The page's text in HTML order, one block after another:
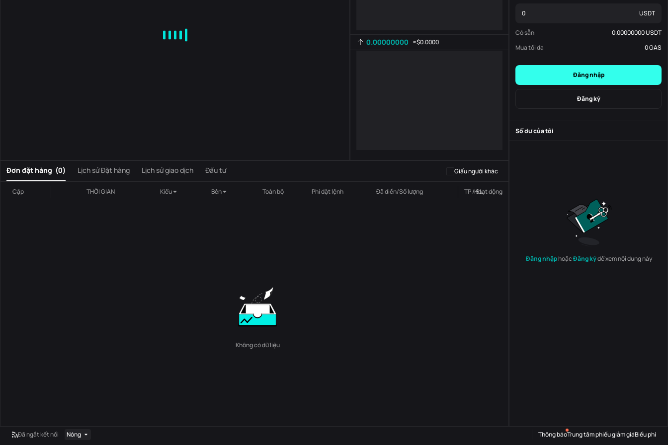
0.00000000 ≈$0.0000
-
Đơn đặt hàng (0) Lịch sử Đặt hàng Lịch sử giao dịch Đầu tư Giấu người khác
Cặp THỜI GIAN Kiểu Bên Toàn bộ Phí đặt lệnh Đã điền/Số lượng TP / SLHoạt động
Không có dữ liệu
USDT
Có sẵn 0.00000000USDT
Mua tối đa
0GAS
Đăng nhập
Đăng ký
Số dư của tôi
Đăng nhậphoặcĐăng kýđể xem nội dung này
Đã ngắt kết nối Nóng Thông báoTrung tâm phiếu giảm giáBiểu phí